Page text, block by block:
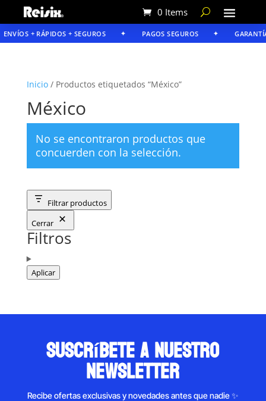
0 Items
ENVÍOS + RÁPIDOS + SEGUROS PAGOS SEGUROS
Inicio/ Productos etiquetados “México”
México
No se encontraron productos que
concuerden con la selección.
Filtrar productos
Cerrar
Filtros
Aplicar
suscríbete a nuestro
newsletter
Recibe ofertas exclusivas y novedades antes que nadie ✨